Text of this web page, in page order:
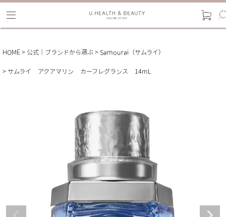
HOME 公式｜ブランドから選ぶ Samourai（サムライ）
サムライ アクアマリン カーフレグランス 14mL